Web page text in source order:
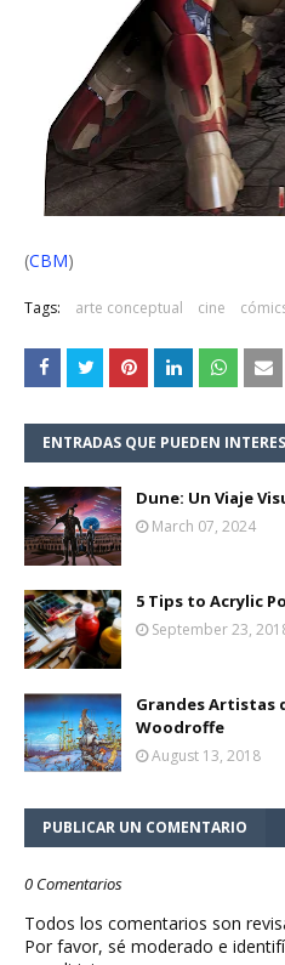
(CBM)
Tags: arte conceptual cine
ENTRADAS QUE PUEDEN
Dune: Un Viaje
March 07, 2024
5 Tips to Acrylic
September 23,
Grandes Artistas
Woodroffe
August 13, 2018
PUBLICAR UN COMENTARIO
0 Comentarios
Todos los comentarios son
Por favor, sé moderado e